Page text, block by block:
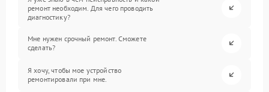
ремонт необходим. Для чего проводить
диагностику?
Мне нужен срочный ремонт. Сможете
сделать?
Я хочу, чтобы мое устройство
ремонтировали при мне.